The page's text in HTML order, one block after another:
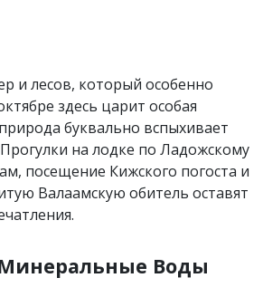
и лесов, который особенно
здесь царит особая
буквально вспыхивает
на лодке по Ладожскому
посещение Кижского погоста и
Валаамскую обитель оставят
Воды